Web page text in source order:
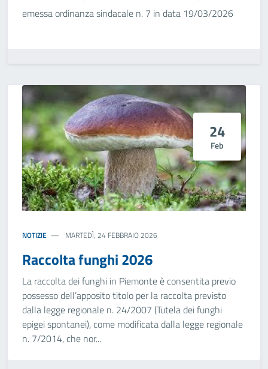
emessa ordinanza sindacale n. 7 in data 19/03/2026
24
Feb
NOTIZIE MARTEDÌ, 24 FEBBRAIO 2026
Raccolta funghi 2026
La raccolta dei funghi in Piemonte è consentita previo
possesso dell’apposito titolo per la raccolta previsto
dalla legge regionale n. 24/2007 (Tutela dei funghi
epigei spontanei), come modificata dalla legge regionale
n. 7/2014, che nor...